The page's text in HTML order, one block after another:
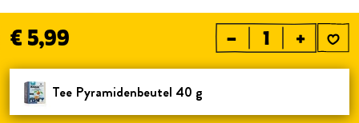
€ 5,99 – +
Tee Pyramidenbeutel 40 g